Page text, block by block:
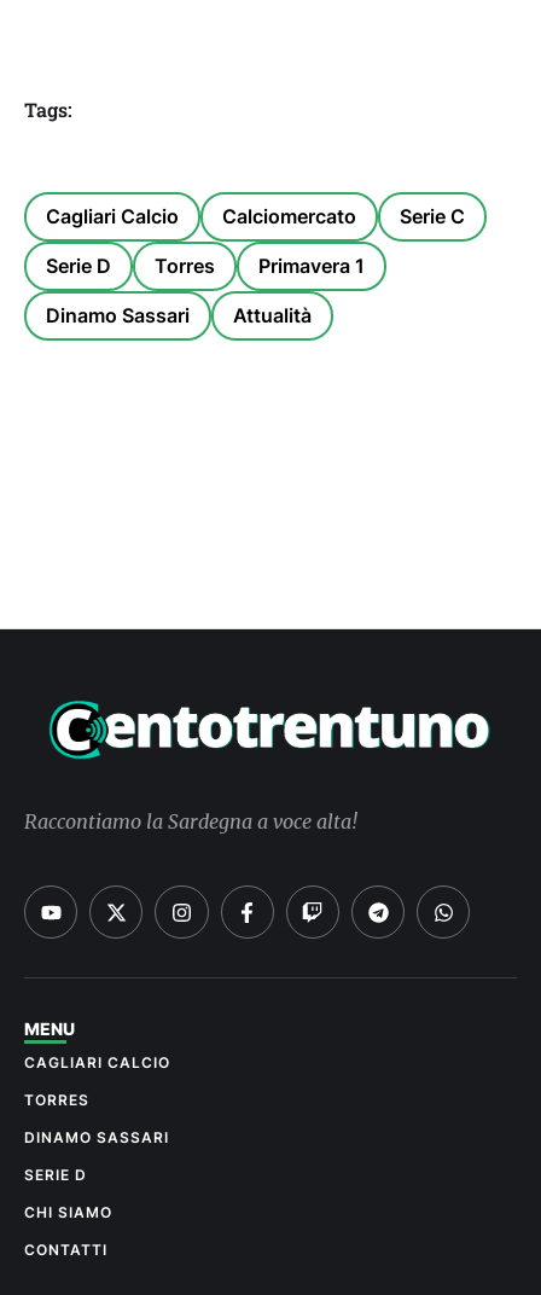
Tags:
Cagliari Calcio Calciomercato Serie C
Serie D Torres Primavera 1
Dinamo Sassari Attualità
Raccontiamo la Sardegna a voce alta!
MENU
CAGLIARI CALCIO
TORRES
DINAMO SASSARI
SERIE D
CHI SIAMO
CONTATTI